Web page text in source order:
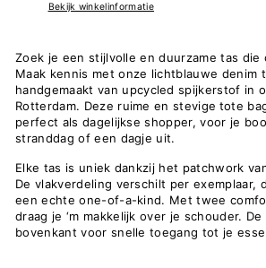
Bekijk winkelinformatie
Zoek je een stijlvolle en duurzame tas die
Maak kennis met onze lichtblauwe denim
handgemaakt van upcycled spijkerstof in
Rotterdam. Deze ruime en stevige tote
perfect als dagelijkse shopper, voor je
stranddag of een dagje uit.
Elke tas is uniek dankzij het patchwork
De vlakverdeling verschilt per exemplaar,
een echte one-of-a-kind. Met twee
draag je ‘m makkelijk over je schouder.
bovenkant voor snelle toegang tot je